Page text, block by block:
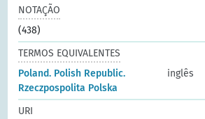
NOTAÇÃO
(438)
TERMOS EQUIVALENTES
Poland. Polish Republic.
Rzeczpospolita Polska
inglês
URI